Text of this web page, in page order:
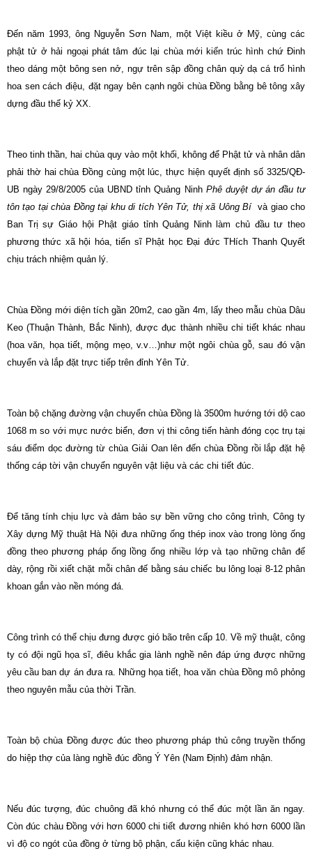
Đến năm 1993, ông Nguyễn Sơn Nam, một Việt kiều ở Mỹ, cùng các
phật tử ở hải ngoại phát tâm đúc lại chùa mới kiến trúc hình chứ Đinh
theo dáng một bông sen nở, ngự trên sập đồng chân quỳ dạ cá trổ hình
hoa sen cách điệu, đặt ngay bên cạnh ngôi chùa Đồng bằng bê tông xây
dựng đầu thế kỷ XX.
Theo tinh thần, hai chùa quy vào một khối, không để Phật tử và nhân dân
phải thờ hai chùa Đồng cùng một lúc, thực hiện quyết định số 3325/QĐ-
UB ngày 29/8/2005 của UBND tỉnh Quảng Ninh Phê duyệt dự án đầu tư
tôn tạo tại chùa Đồng tại khu di tích Yên Tử, thị xã Uông Bí và giao cho
Ban Trị sự Giáo hội Phật giáo tỉnh Quảng Ninh làm chủ đầu tư theo
phương thức xã hội hóa, tiến sĩ Phật học Đại đức THích Thanh Quyết
chịu trách nhiệm quản lý.
Chùa Đồng mới diện tích gần 20m2, cao gần 4m, lấy theo mẫu chùa Dâu
Keo (Thuận Thành, Bắc Ninh), được đục thành nhiều chi tiết khác nhau
(hoa văn, họa tiết, mộng mẹo, v.v…)như một ngôi chùa gỗ, sau đó vận
chuyển và lắp đặt trực tiếp trên đỉnh Yên Tử.
Toàn bộ chặng đường vận chuyển chùa Đồng là 3500m hướng tới dộ cao
1068 m so với mực nước biển, đơn vị thi công tiến hành đóng cọc trụ tại
sáu điểm dọc đường từ chùa Giải Oan lên đến chùa Đồng rồi lắp đặt hệ
thống cáp tời vận chuyển nguyên vật liệu và các chi tiết đúc.
Để tăng tính chịu lực và đảm bảo sự bền vững cho công trình, Công ty
Xây dựng Mỹ thuật Hà Nội đưa những ống thép inox vào trong lòng ống
đồng theo phương pháp ống lồng ống nhiều lớp và tạo những chân đế
dày, rộng rồi xiết chặt mỗi chân đế bằng sáu chiếc bu lông loại 8-12 phân
khoan gắn vào nền móng đá.
Công trình có thể chịu đưng được gió bão trên cấp 10. Về mỹ thuật, công
ty có đội ngũ họa sĩ, điêu khắc gia lành nghề nên đáp ứng được những
yêu cầu ban dự án đưa ra. Những họa tiết, hoa văn chùa Đồng mô phỏng
theo nguyên mẫu của thời Trần.
Toàn bộ chùa Đồng được đúc theo phương pháp thủ công truyền thống
do hiệp thợ của làng nghề đúc đồng Ý Yên (Nam Định) đảm nhận.
Nếu đúc tượng, đúc chuông đã khó nhưng có thể đúc một lần ăn ngay.
Còn đúc chàu Đồng với hơn 6000 chi tiết đương nhiên khó hơn 6000 lần
vì độ co ngót của đồng ở từng bộ phận, cấu kiện cũng khác nhau.